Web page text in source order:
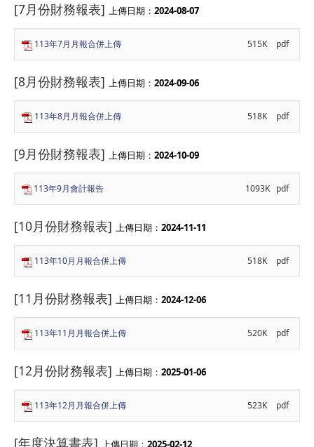
[7月份財務報表] 上傳日期： 2024-08-07
113年7月月報合併上傳 515K pdf
[8月份財務報表] 上傳日期： 2024-09-06
113年8月月報合併上傳 518K pdf
[9月份財務報表] 上傳日期： 2024-10-09
113年9月會計報告 1093K pdf
[10月份財務報表] 上傳日期： 2024-11-11
113年10月月報合併上傳 518K pdf
[11月份財務報表] 上傳日期： 2024-12-06
113年11月月報合併上傳 520K pdf
[12月份財務報表] 上傳日期： 2025-01-06
113年12月月報合併上傳 523K pdf
[年度決算書表] 上傳日期： 2025-02-12